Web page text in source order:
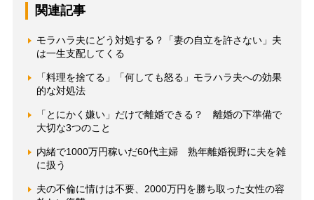
関連記事
モラハラ夫にどう対処する？「妻の自立を許さない」夫
は一生支配してくる
「料理を捨てる」「何しても怒る」モラハラ夫への効果
的な対処法
「とにかく嫌い」だけで離婚できる？ 離婚の下準備で
大切な3つのこと
内緒で1000万円稼いだ60代主婦 熟年離婚視野に夫を雑
に扱う
夫の不倫に情けは不要、2000万円を勝ち取った女性の容